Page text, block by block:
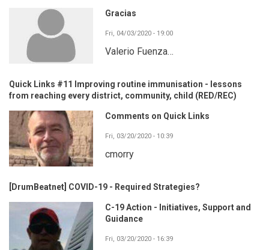
Gracias
Fri, 04/03/2020 - 19:00
Valerio Fuenza…
Quick Links #11 Improving routine immunisation - lessons
from reaching every district, community, child (RED/REC)
Comments on Quick Links
Fri, 03/20/2020 - 10:39
cmorry
[DrumBeatnet] COVID-19 - Required Strategies?
C-19 Action - Initiatives, Support and
Guidance
Fri, 03/20/2020 - 16:39